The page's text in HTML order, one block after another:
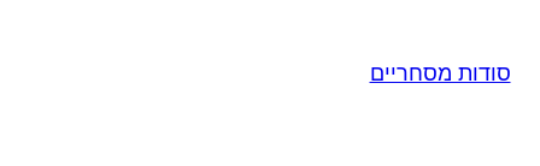
סודות מסחריים